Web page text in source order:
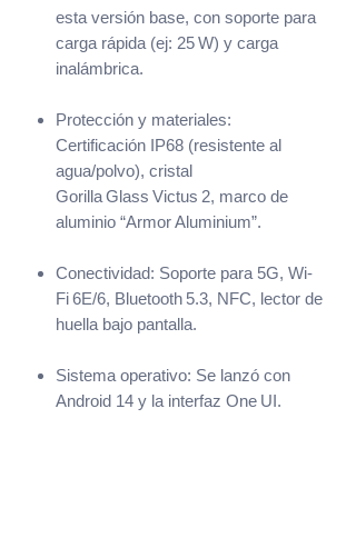
esta versión base, con soporte para
carga rápida (ej: 25 W) y carga
inalámbrica.
Protección y materiales:
Certificación IP68 (resistente al
agua/polvo), cristal
Gorilla Glass Victus 2, marco de
aluminio “Armor Aluminium”.
Conectividad: Soporte para 5G, Wi-
Fi 6E/6, Bluetooth 5.3, NFC, lector de
huella bajo pantalla.
Sistema operativo: Se lanzó con
Android 14 y la interfaz One UI.